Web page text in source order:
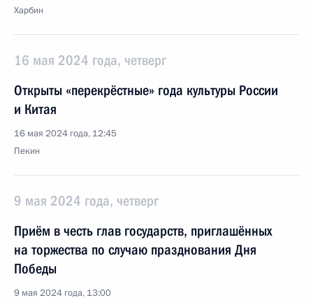
Харбин
16 мая 2024 года, четверг
Открыты «перекрёстные» года культуры России
и Китая
16 мая 2024 года, 12:45
Пекин
9 мая 2024 года, четверг
Приём в честь глав государств, приглашённых
на торжества по случаю празднования Дня
Победы
9 мая 2024 года, 13:00